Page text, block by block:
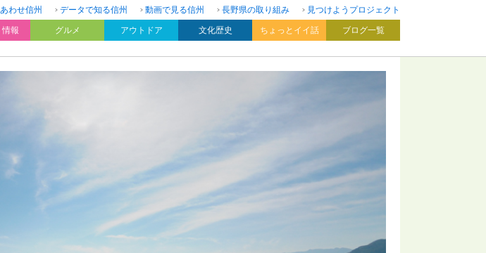
わせ信州 データで知る信州 動画で見る信州 長野県の取り組み
見つけようプロジェクト
情報 グルメ アウトドア 文化歴史 ちょっとイイ話 ブログ一覧